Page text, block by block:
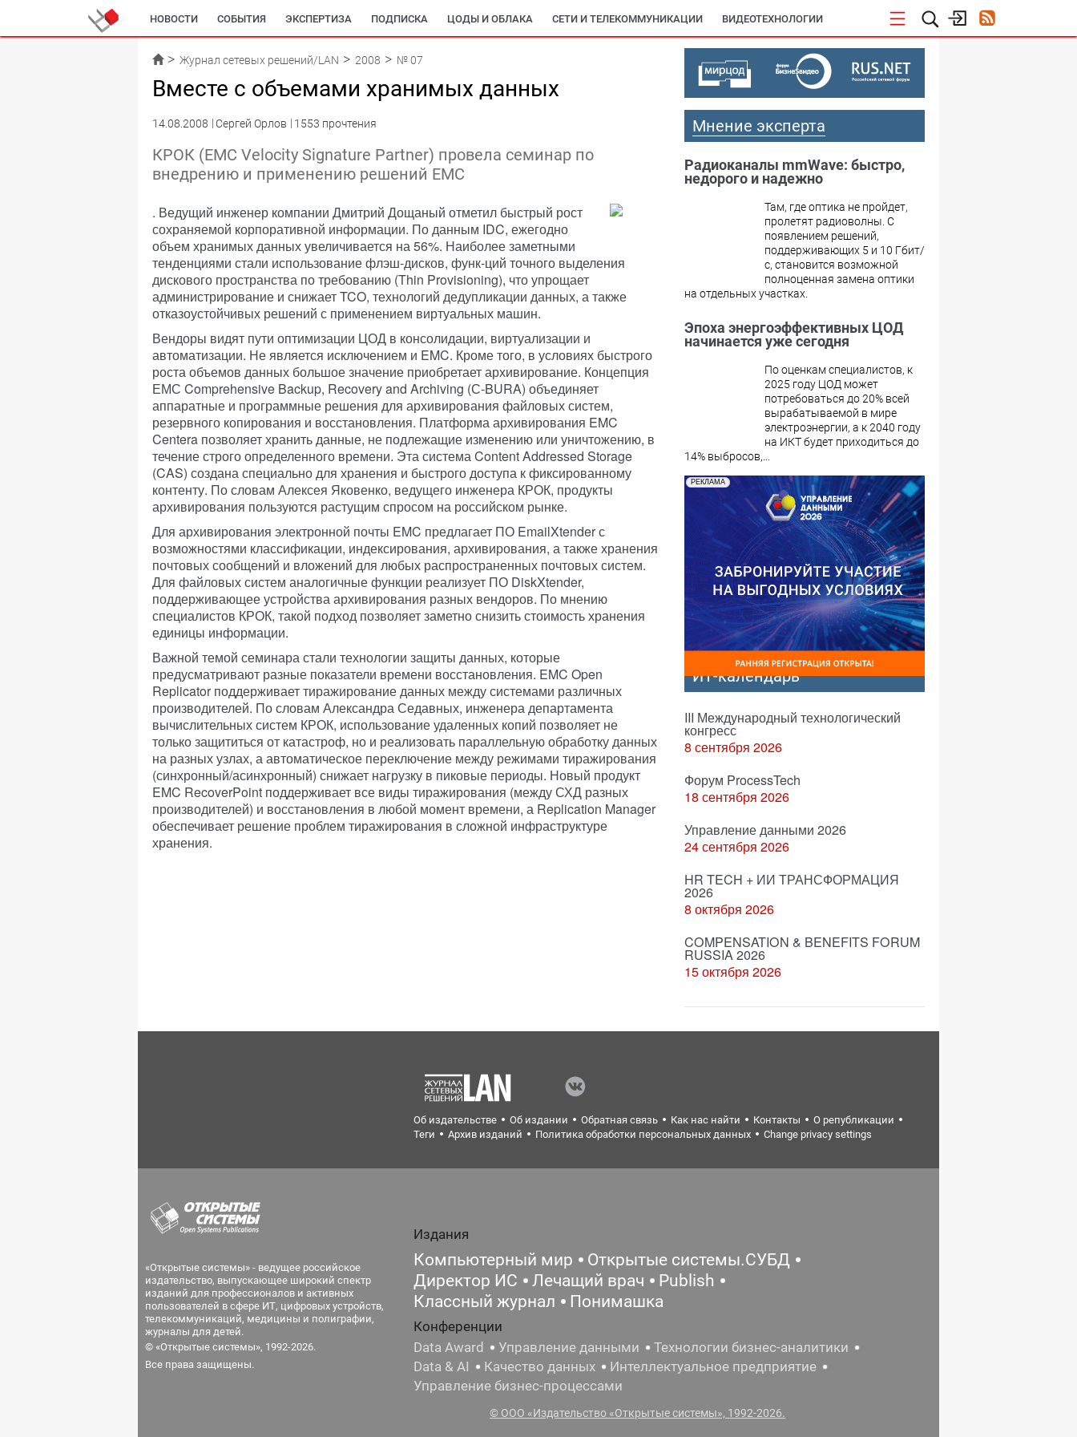
НОВОСТИ СОБЫТИЯ ЭКСПЕРТИЗА ПОДПИСКА ЦОДЫ И ОБЛАКА СЕТИ И ТЕЛЕКОММУНИКАЦИИ ВИДЕОТЕХНОЛОГИИ
Журнал сетевых решений/LAN 2008 № 07
Вместе с объемами хранимых данных
14.08.2008 Сергей Орлов 1553 прочтения
КРОК (ЕМС Velocity Signature Partner) провела семинар по
внедрению и применению решений EMC
. Ведущий инженер компании Дмитрий Дощаный отметил быстрый рост
сохраняемой корпоративной информации. По данным IDC, ежегодно
объем хранимых данных увеличивается на 56%. Наиболее заметными
тенденциями стали использование флэш-дисков, функ-ций точного выделения
дискового пространства по требованию (Thin Provisioning), что упрощает
администрирование и снижает TCO, технологий дедупликации данных, а также
отказоустойчивых решений с применением виртуальных машин.
Вендоры видят пути оптимизации ЦОД в консолидации, виртуализации и
автоматизации. Не является исключением и EMC. Кроме того, в условиях быстрого
роста объемов данных большое значение приобретает архивирование. Концепция
ЕМС Comprehensive Backup, Recovery and Archiving (С-BURA) объединяет
аппаратные и программные решения для архивирования файловых систем,
резервного копирования и восстановления. Платформа архивирования EMC
Centera позволяет хранить данные, не подлежащие изменению или уничтожению, в
течение строго определенного времени. Эта система Content Addressed Storage
(CAS) создана специально для хранения и быстрого доступа к фиксированному
контенту. По словам Алексея Яковенко, ведущего инженера КРОК, продукты
архивирования пользуются растущим спросом на российском рынке.
Для архивирования электронной почты EMC предлагает ПО EmailXtender с
возможностями классификации, индексирования, архивирования, а также хранения
почтовых сообщений и вложений для любых распространенных почтовых систем.
Для файловых систем аналогичные функции реализует ПО DiskXtender,
поддерживающее устройства архивирования разных вендоров. По мнению
специалистов КРОК, такой подход позволяет заметно снизить стоимость хранения
единицы информации.
Важной темой семинара стали технологии защиты данных, которые
предусматривают разные показатели времени восстановления. EMC Open
Replicator поддерживает тиражирование данных между системами различных
производителей. По словам Александра Седавных, инженера департамента
вычислительных систем КРОК, использование удаленных копий позволяет не
только защититься от катастроф, но и реализовать параллельную обработку данных
на разных узлах, а автоматическое переключение между режимами тиражирования
(синхронный/асинхронный) снижает нагрузку в пиковые периоды. Новый продукт
EMC RecoverPoint поддерживает все виды тиражирования (между СХД разных
производителей) и восстановления в любой момент времени, а Replication Manager
обеспечивает решение проблем тиражирования в сложной инфраструктуре
хранения.
Мнение эксперта
Радиоканалы mmWave: быстро,
недорого и надежно
Там, где оптика не пройдет,
пролетят радиоволны. С
появлением решений,
поддерживающих 5 и 10 Гбит/
с, становится возможной
полноценная замена оптики
на отдельных участках.
Эпоха энергоэффективных ЦОД
начинается уже сегодня
По оценкам специалистов, к
2025 году ЦОД может
потребоваться до 20% всей
вырабатываемой в мире
электроэнергии, а к 2040 году
на ИКТ будет приходиться до
14% выбросов,...
РЕКЛАМА
ИТ-календарь
III Международный технологический
конгресс
8 сентября 2026
Форум ProcessTech
18 сентября 2026
Управление данными 2026
24 сентября 2026
HR TECH + ИИ ТРАНСФОРМАЦИЯ
2026
8 октября 2026
COMPENSATION & BENEFITS FORUM
RUSSIA 2026
15 октября 2026
Об издательстве Об издании Обратная связь Как нас найти Контакты
О републикации
Теги
Архив изданий Политика обработки персональных данных Change privacy settings
«Открытые системы» - ведущее российское
издательство, выпускающее широкий спектр
изданий для профессионалов и активных
пользователей в сфере ИТ, цифровых устройств,
телекоммуникаций, медицины и полиграфии,
журналы для детей.
© «Открытые системы», 1992-2026.
Все права защищены.
Издания
Компьютерный мир
Открытые системы.СУБД
Директор ИС
Лечащий врач
Publish
Классный журнал
Понимашка
Конференции
Data Award
Управление данными
Технологии бизнес-аналитики
Data & AI
Качество данных
Интеллектуальное предприятие
Управление бизнес-процессами
© ООО «Издательство «Открытые системы», 1992-2026.